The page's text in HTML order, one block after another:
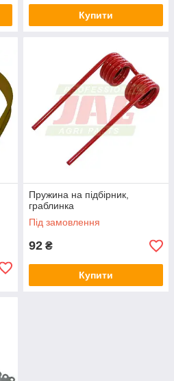
Купити
Пружина на підбірник,
граблинка
Під замовлення
92 ₴
Купити